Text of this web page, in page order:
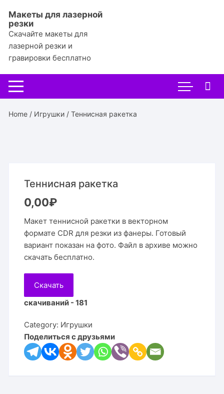
содержимому
Макеты для лазерной
резки
Скачайте макеты для
лазерной резки и
гравировки бесплатно
Home / Игрушки / Теннисная ракетка
Теннисная ракетка
0,00₽
Макет теннисной ракетки в векторном
формате CDR для резки из фанеры. Готовый
вариант показан на фото. Файл в архиве можно
скачать бесплатно.
Скачать
скачиваний - 181
Category: Игрушки
Поделиться с друзьями